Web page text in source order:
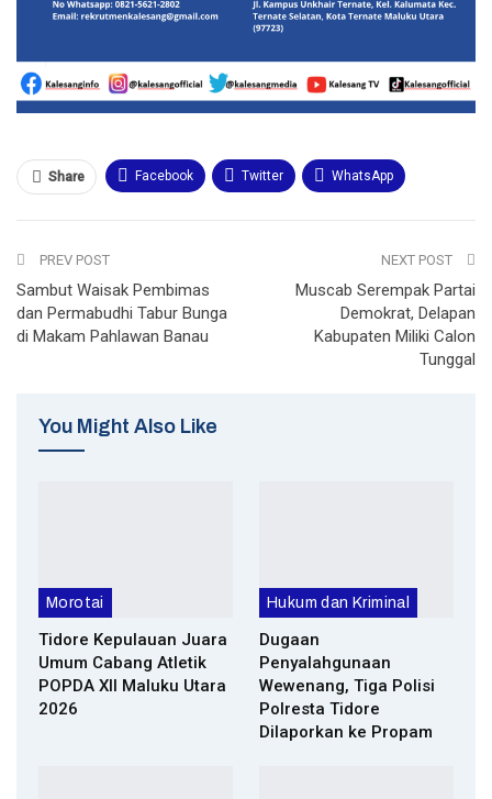
Share Facebook Twitter WhatsApp
PREV POST
Sambut Waisak Pembimas
dan Permabudhi Tabur Bunga
di Makam Pahlawan Banau
NEXT POST
Muscab Serempak Partai
Demokrat, Delapan
Kabupaten Miliki Calon
Tunggal
You Might Also Like
Morotai
Tidore Kepulauan Juara
Umum Cabang Atletik
POPDA XII Maluku Utara
2026
Hukum dan Kriminal
Dugaan
Penyalahgunaan
Wewenang, Tiga Polisi
Polresta Tidore
Dilaporkan ke Propam